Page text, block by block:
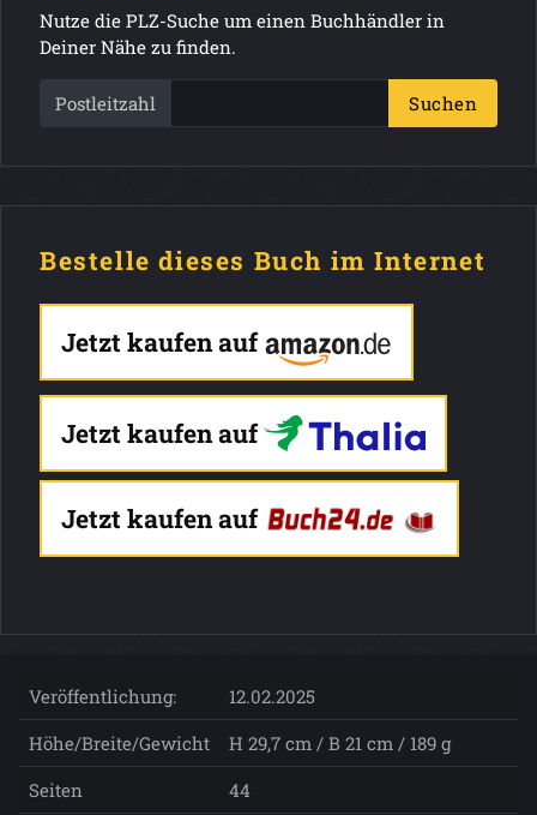
Nutze die PLZ-Suche um einen Buchhändler in
Deiner Nähe zu finden.
Postleitzahl Suchen
Bestelle dieses Buch im Internet
Jetzt kaufen auf
Jetzt kaufen auf
Jetzt kaufen auf
Veröffentlichung:
12.02.2025
Höhe/Breite/Gewicht
H 29,7 cm / B 21 cm / 189 g
Seiten
44